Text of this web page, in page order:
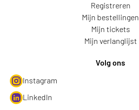
Registreren
Mijn bestellingen
Mijn tickets
Mijn verlanglijst
Volg ons
Instagram
LinkedIn